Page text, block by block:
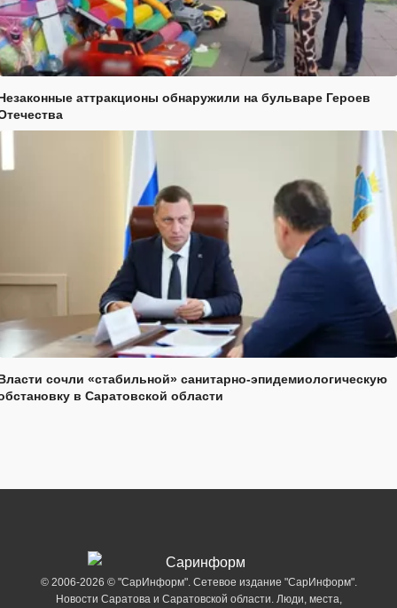
аттракционы обнаружили на бульваре Героев
сочли «стабильной» санитарно-эпидемиологическую
в Саратовской области
© 2006-2026 © "СарИнформ". Сетевое издание "СарИнформ".
Новости Саратова и Саратовской области. Люди, места,